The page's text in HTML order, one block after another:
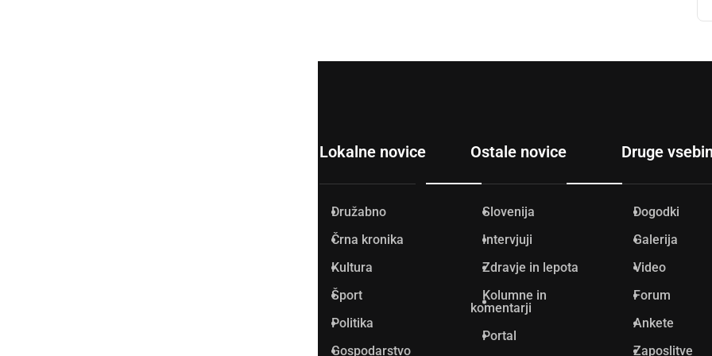
Lokalne novice
Družabno
Črna kronika
Kultura
Šport
Politika
Gospodarstvo
Ostale novice
Slovenija
Intervjuji
Zdravje in lepota
Kolumne in
komentarji
Portal
Druge
Dogodki
Galerija
Video
Forum
Ankete
Zaposlitve